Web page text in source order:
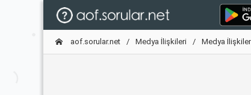
aof.sorular.net Medya İlişkileri Medya